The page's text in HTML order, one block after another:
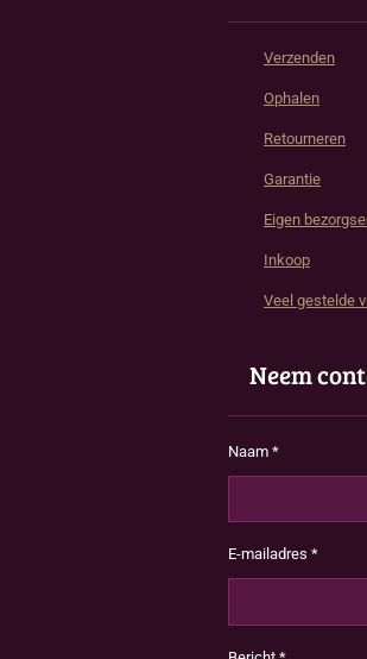
Verzenden
Ophalen
Retourneren
Garantie
Eigen
Inkoop
Veel gestelde
Neem
Naam *
E-mailadres *